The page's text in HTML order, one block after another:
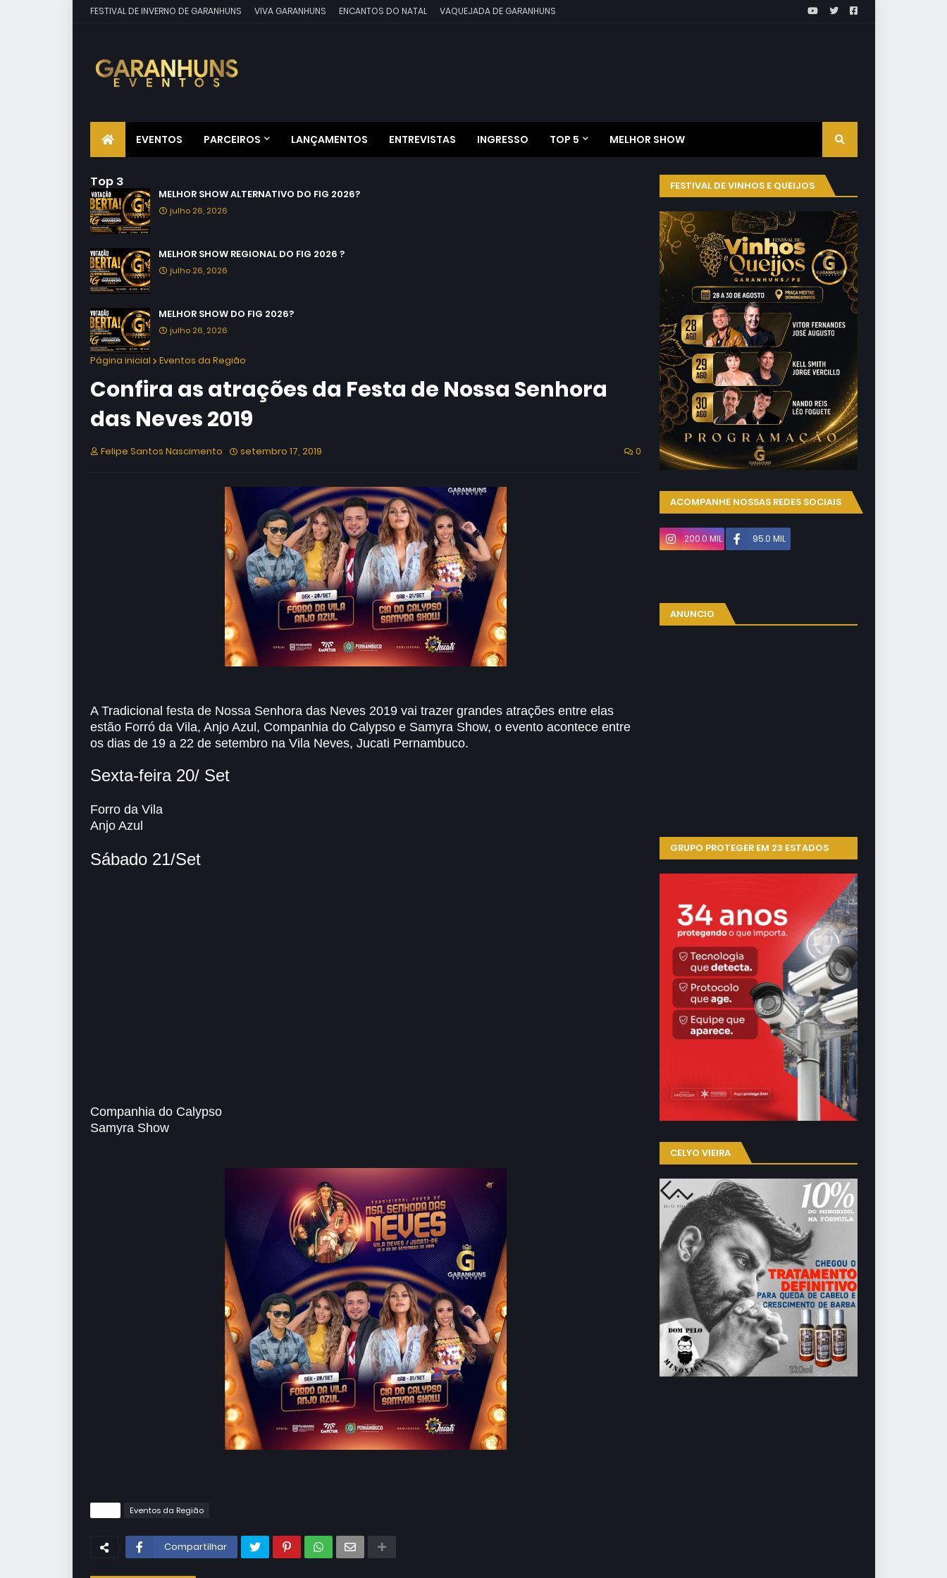
FESTIVAL DE INVERNO DE GARANHUNS VIVA GARANHUNS ENCANTOS DO NATAL VAQUEJADA DE GARANHUNS
EVENTOS PARCEIROS LANÇAMENTOS ENTREVISTAS INGRESSO TOP 5 MELHOR SHOW
Top 3
MELHOR SHOW ALTERNATIVO DO FIG 2026?
julho 26, 2026
MELHOR SHOW REGIONAL DO FIG 2026 ?
julho 26, 2026
MELHOR SHOW DO FIG 2026?
julho 26, 2026
Página inicial Eventos da Região
Confira as atrações da Festa de Nossa Senhora
das Neves 2019
Felipe Santos Nascimento setembro 17, 2019 0
A Tradicional festa de Nossa Senhora das Neves 2019 vai trazer grandes atrações entre elas
estão Forró da Vila, Anjo Azul, Companhia do Calypso e Samyra Show, o evento acontece entre
os dias de 19 a 22 de setembro na Vila Neves, Jucati Pernambuco.
Sexta-feira 20/ Set
Forro da Vila
Anjo Azul
Sábado 21/Set
Companhia do Calypso
Samyra Show
Eventos da Região
Compartilhar
FESTIVAL DE VINHOS E QUEIJOS
ACOMPANHE NOSSAS REDES SOCIAIS
200.0 MIL 95.0 MIL
ANUNCIO
GRUPO PROTEGER EM 23 ESTADOS
CELYO VIEIRA